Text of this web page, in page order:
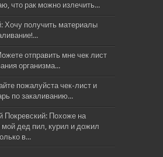
что рак можно излечить...
Хочу получить материалы
отправить мне чек лист
организма...
пожалуйста чек-лист и
по закаливанию...
Покревский: Похоже на
мой дед пил, курил и дожил
в...